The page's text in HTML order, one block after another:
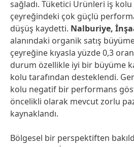
sağladı. Tüketici Ürünleri iş kolu
çeyreğindeki çok güçlü
düşüş kaydetti. Nalburiye,
alanındaki organik satış
çeyreğine kıyasla yüzde 0,3
durum özellikle iyi bir büyüme
kolu tarafından desteklendi.
kolu negatif bir performans
öncelikli olarak mevcut zorlu
kaynaklandı.
Bölgesel bir perspektiften